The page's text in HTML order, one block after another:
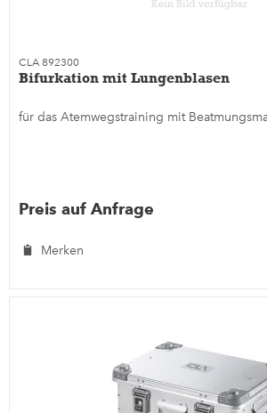
CLA 892300
Bifurkation mit Lungenblasen
für das Atemwegstraining mit
Preis auf Anfrage
Merken